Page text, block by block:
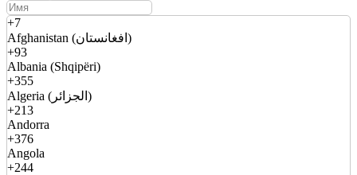
+7
Afghanistan (افغانستان)
+93
Albania (Shqipëri)
+355
Algeria (الجزائر)
+213
Andorra
+376
Angola
+244